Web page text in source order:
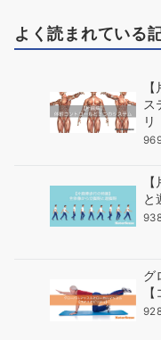
よく読まれている
ス
リ
と
グ